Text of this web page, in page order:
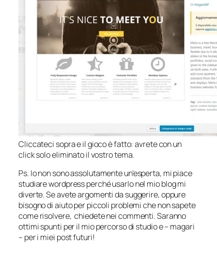
Cliccateci sopra e il gioco è fatto: avrete con un
click solo eliminato il vostro tema.
Ps. Io non sono assolutamente un’esperta, mi piace
studiare wordpress perché usarlo nel mio blog mi
diverte. Se avete argomenti da suggerire, oppure
bisogno di aiuto per piccoli problemi che non sapete
come risolvere, chiedete nei commenti. Saranno
ottimi spunti per il mio percorso di studio e – magari
– per i miei post futuri!